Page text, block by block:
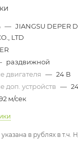
— JIANGSU DEPER
LTD
раздвижной
двигателя — 24 В
доп. устройств —
м/сек
в рублях в т.ч.